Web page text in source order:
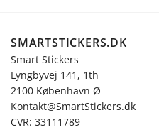
SMARTSTICKERS.DK
Smart Stickers
Lyngbyvej 141, 1th
2100 København Ø
Kontakt@SmartStickers.dk
CVR: 33111789